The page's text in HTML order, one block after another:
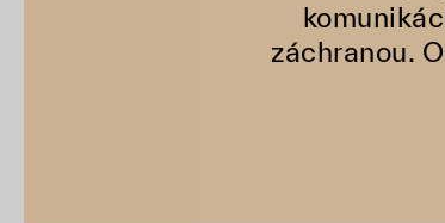
záchranou.